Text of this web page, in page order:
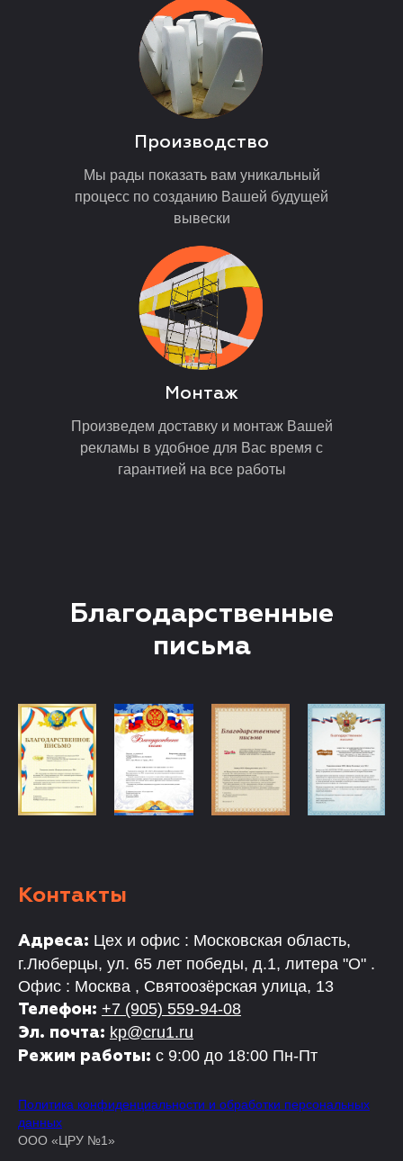
Мы рады показать вам уникальный
процесс по созданию Вашей будущей
вывески
Производство
Произведем доставку и монтаж Вашей
рекламы в удобное для Вас время с
гарантией на все работы
Монтаж
Благодарственные
письма
Контакты
Адреса: Цех и офис : Московская область,
г.Люберцы, ул. 65 лет победы, д.1, литера "О" .
Офис : Москва , Святоозёрская улица, 13
Телефон: +7 (905) 559-94-08
Эл. почта: kp@cru1.ru
Режим работы: с 9:00 до 18:00 Пн-Пт
Политика конфиденциальности и обработки персональных
данных
ООО «ЦРУ №1»